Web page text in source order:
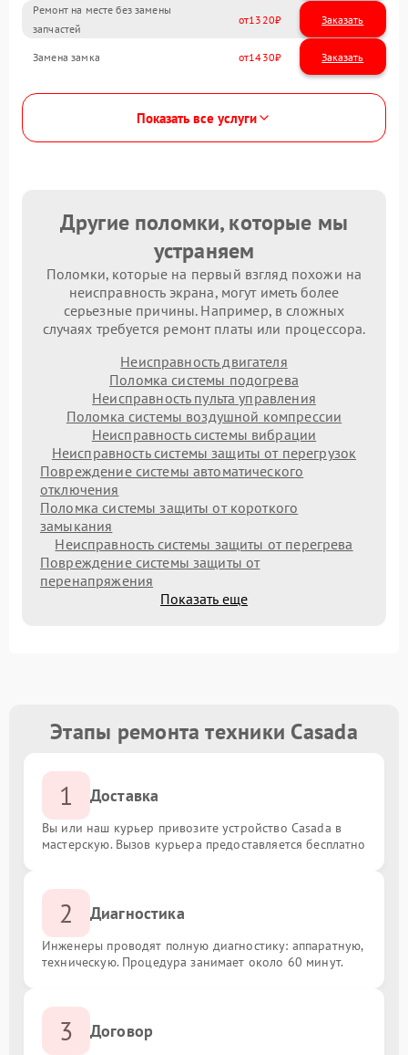
Ремонт на месте без замены
запчастей
1320
Замена замка 1430
Показать все услуги
Другие поломки, которые мы
устраняем
Поломки, которые на первый взгляд похожи на
неисправность экрана, могут иметь более
серьезные причины. Например, в сложных
случаях требуется ремонт платы или процессора.
Неисправность двигателя
Поломка системы подогрева
Неисправность пульта управления
Поломка системы воздушной компрессии
Неисправность системы вибрации
Неисправность системы защиты от перегрузок
Повреждение системы автоматического
отключения
Поломка системы защиты от короткого
замыкания
Неисправность системы защиты от перегрева
Повреждение системы защиты от
перенапряжения
Показать еще
Этапы ремонта техники Casada
1 Доставка
Вы или наш курьер привозите устройство Casada в
мастерскую. Вызов курьера предоставляется бесплатно
2 Диагностика
Инженеры проводят полную диагностику: аппаратную,
техническую. Процедура занимает около 60 минут.
3 Договор